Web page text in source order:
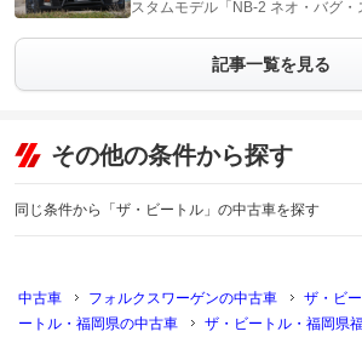
スタムモデル「NB-2 ネオ・バグ
記事一覧を見る
その他の条件から探す
同じ条件から「ザ・ビートル」の中古車を探す
中古車 フォルクスワーゲンの中古車 ザ・ビ
ートル・福岡県の中古車
ザ・ビートル・福岡県